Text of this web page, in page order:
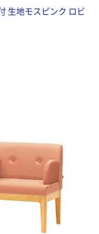
生地モスピンク ロビ